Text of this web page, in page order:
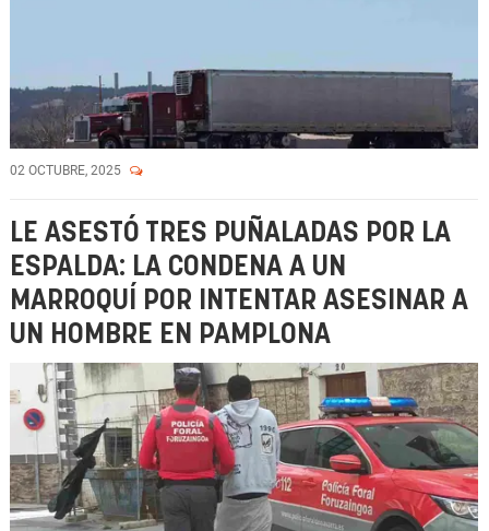
02 OCTUBRE, 2025
LE ASESTÓ TRES PUÑALADAS POR LA
ESPALDA: LA CONDENA A UN
MARROQUÍ POR INTENTAR ASESINAR A
UN HOMBRE EN PAMPLONA